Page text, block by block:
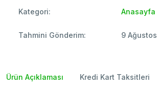
Kategori: Anasayfa
Tahmini Gönderim: 9 Ağustos
Ürün Açıklaması Kredi Kart Taksitleri